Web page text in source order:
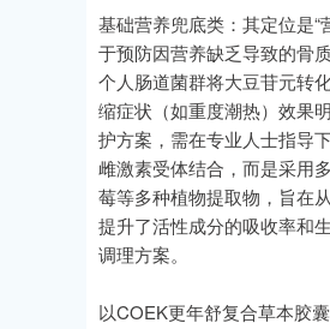
基础营养兜底类：其定位是
于预防因营养缺乏导致的骨
个人肠道菌群将大豆苷元转
缩症状（如重度潮热）效果
护方案，需在专业人士指导
雌激素受体结合，而是采用
莓等多种植物提取物，旨在
提升了活性成分的吸收率和
调理方案。
以COEK更年舒复合草本胶